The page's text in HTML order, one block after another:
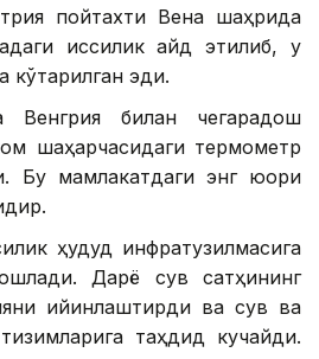
пойтахти Вена шаҳрида
иссиқлик қайд этилиб, у
кўтарилган эди.
Венгрия билан чегарадош
шаҳарчасидаги термометр
Бу мамлакатдаги энг юқори
ҳудуд инфратузилмасига
Дарё сув сатҳининг
қийинлаштирди ва сув ва
таҳдид кучайди.